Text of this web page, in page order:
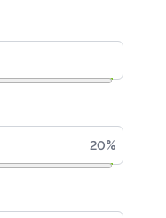
20%